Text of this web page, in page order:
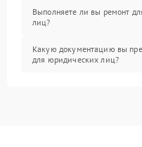
Выполняете ли вы ремонт
лиц?
Какую документацию вы
для юридических лиц?